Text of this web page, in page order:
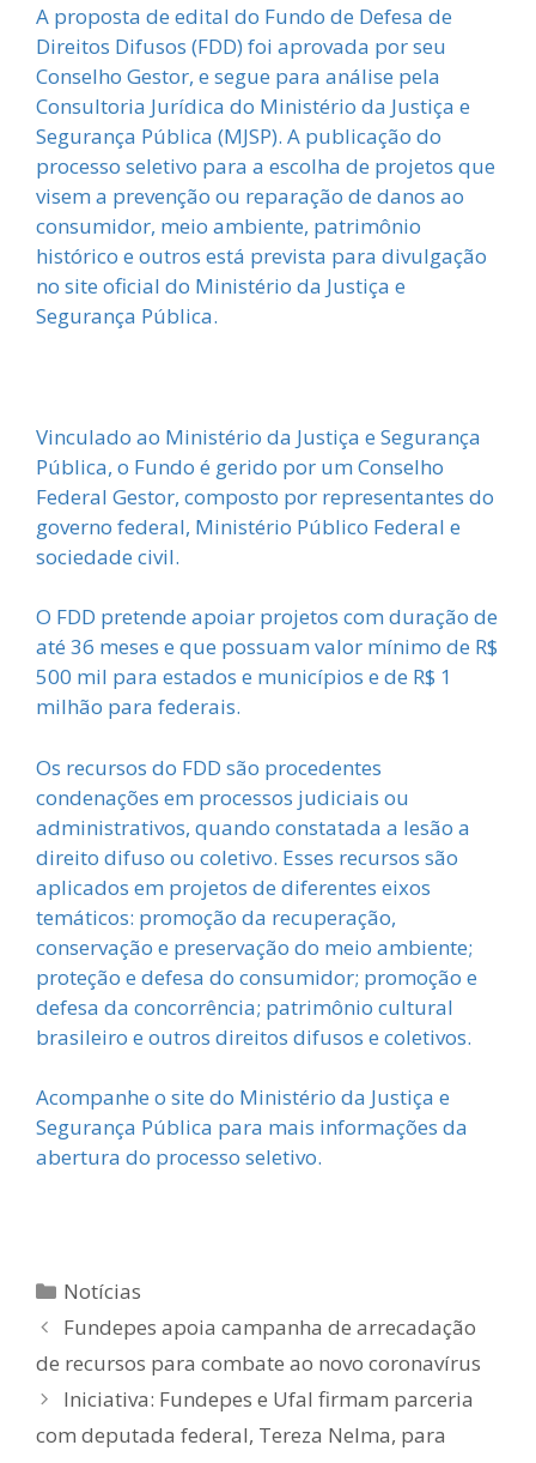
A proposta de edital do Fundo de Defesa de
Direitos Difusos (FDD) foi aprovada por seu
Conselho Gestor, e segue para análise pela
Consultoria Jurídica do Ministério da Justiça e
Segurança Pública (MJSP). A publicação do
processo seletivo para a escolha de projetos que
visem a prevenção ou reparação de danos ao
consumidor, meio ambiente, patrimônio
histórico e outros está prevista para divulgação
no site oficial do Ministério da Justiça e
Segurança Pública.
Vinculado ao Ministério da Justiça e Segurança
Pública, o Fundo é gerido por um Conselho
Federal Gestor, composto por representantes do
governo federal, Ministério Público Federal e
sociedade civil.
O FDD pretende apoiar projetos com duração de
até 36 meses e que possuam valor mínimo de R$
500 mil para estados e municípios e de R$ 1
milhão para federais.
Os recursos do FDD são procedentes
condenações em processos judiciais ou
administrativos, quando constatada a lesão a
direito difuso ou coletivo. Esses recursos são
aplicados em projetos de diferentes eixos
temáticos: promoção da recuperação,
conservação e preservação do meio ambiente;
proteção e defesa do consumidor; promoção e
defesa da concorrência; patrimônio cultural
brasileiro e outros direitos difusos e coletivos.
Acompanhe o site do Ministério da Justiça e
Segurança Pública para mais informações da
abertura do processo seletivo.
Notícias
Fundepes apoia campanha de arrecadação
de recursos para combate ao novo coronavírus
Iniciativa: Fundepes e Ufal firmam parceria
com deputada federal, Tereza Nelma, para